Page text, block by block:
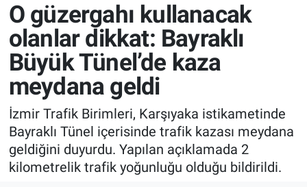
O güzergahı kullanacak
olanlar dikkat: Bayraklı
Büyük Tünel’de kaza
meydana geldi
İzmir Trafik Birimleri, Karşıyaka istikametinde
Bayraklı Tünel içerisinde trafik kazası meydana
geldiğini duyurdu. Yapılan açıklamada 2
kilometrelik trafik yoğunluğu olduğu bildirildi.